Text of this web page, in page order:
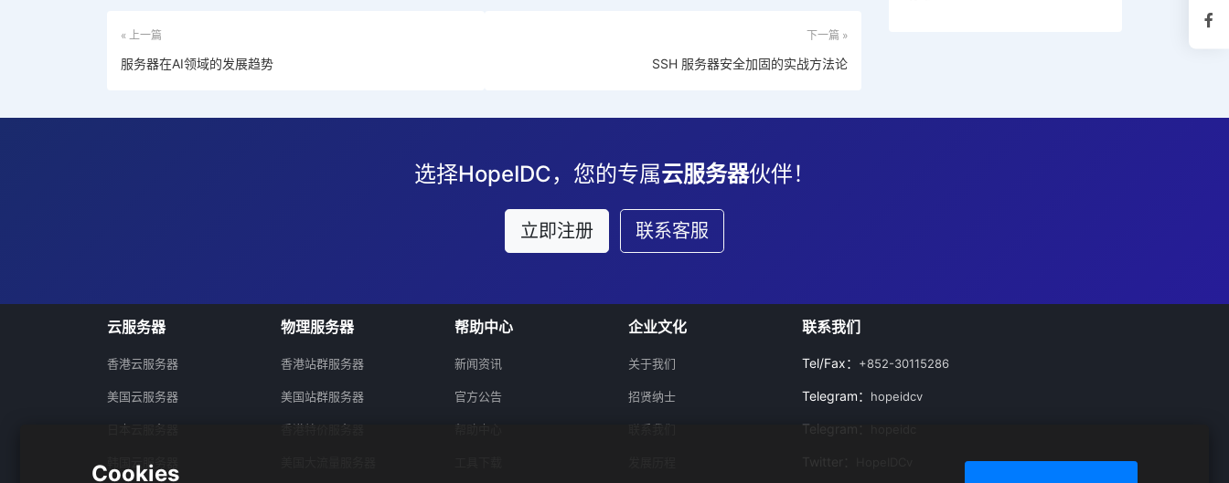
« 上一篇
服务器在AI领域的发展趋势
下一篇 »
SSH 服务器安全加固的实战方法论
选择HopeIDC，您的专属云服务器伙伴！
立即注册 联系客服
云服务器
香港云服务器
美国云服务器
日本云服务器
韩国云服务器
物理服务器
香港站群服务器
美国站群服务器
香港特价服务器
帮助中心
新闻资讯
官方公告
帮助中心
企业文化
关于我们
招贤纳士
联系我们
联系我们
Tel/Fax： +852-30115286
Telegram： hopeidcv
Telegram：
Cookies